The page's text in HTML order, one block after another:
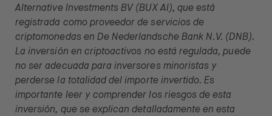
Alternative Investments BV (BUX AI), que está
registrada como proveedor de servicios de
criptomonedas en De Nederlandsche Bank N.V. (DNB).
La inversión en criptoactivos no está regulada, puede
no ser adecuada para inversores minoristas y
perderse la totalidad del importe invertido. Es
importante leer y comprender los riesgos de esta
inversión, que se explican detalladamente en esta